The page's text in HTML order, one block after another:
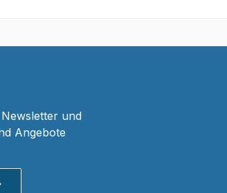
und
Angebote